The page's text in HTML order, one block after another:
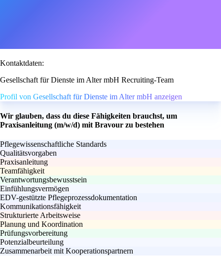
Kontaktdaten:
Gesellschaft für Dienste im Alter mbH Recruiting-Team
Profil von Gesellschaft für Dienste im Alter mbH anzeigen
Wir glauben, dass du diese Fähigkeiten brauchst, um
Praxisanleitung (m/w/d) mit Bravour zu bestehen
Pflegewissenschaftliche Standards
Qualitätsvorgaben
Praxisanleitung
Teamfähigkeit
Verantwortungsbewusstsein
Einfühlungsvermögen
EDV-gestützte Pflegeprozessdokumentation
Kommunikationsfähigkeit
Strukturierte Arbeitsweise
Planung und Koordination
Prüfungsvorbereitung
Potenzialbeurteilung
Zusammenarbeit mit Kooperationspartnern